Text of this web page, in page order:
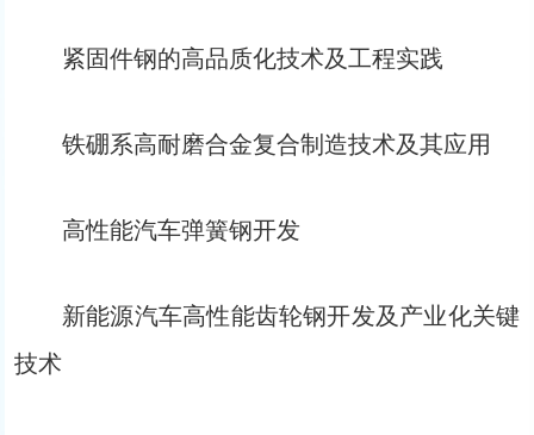
紧固件钢的高品质化技术及工程实践
铁硼系高耐磨合金复合制造技术及其应用
高性能汽车弹簧钢开发
新能源汽车高性能齿轮钢开发及产业化关键
技术